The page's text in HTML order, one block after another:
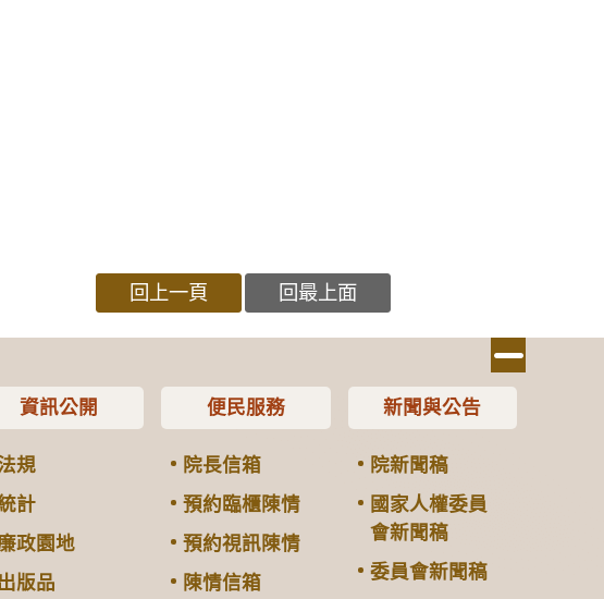
回上一頁 回最上面
資訊公開
規
計
政園地
版品
便民服務
院長信箱
預約臨櫃陳情
預約視訊陳情
陳情信箱
新聞與公告
院新聞稿
國家人權委員
會新聞稿
委員會新聞稿